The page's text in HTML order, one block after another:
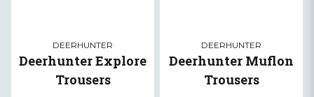
DEERHUNTER
Deerhunter Explore
Trousers
DEERHUNTER
Deerhunter Muflon
Trousers